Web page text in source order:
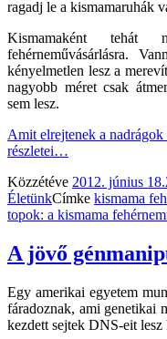
ragadj le a kismamaruhák
Kismamaként
fehérneművásárlásra.
kényelmetlen lesz a
nagyobb méret csak
sem lesz.
Amit elrejtenek a
részletei…
Közzétéve 2012. június 18.
ÉletünkCímke kismama
topok: a kismama
A jövő
Egy amerikai egyetem
fáradoznak, ami genetikai
kezdett sejtek DNS-eit